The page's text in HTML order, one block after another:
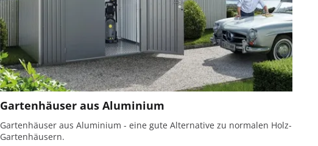
Gartenhäuser aus Aluminium
Gartenhäuser aus Aluminium - eine gute Alternative zu normalen Holz-
Gartenhäusern.